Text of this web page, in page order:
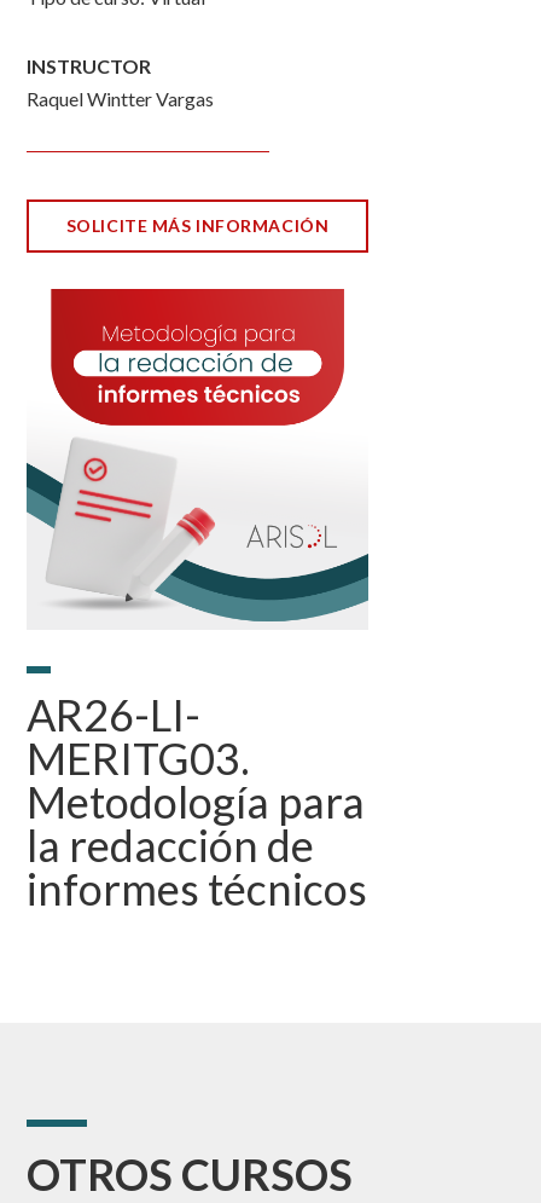
INSTRUCTOR
Raquel Wintter Vargas
SOLICITE MÁS INFORMACIÓN
AR26-LI-
MERITG03.
Metodología para
la redacción de
informes técnicos
OTROS CURSOS